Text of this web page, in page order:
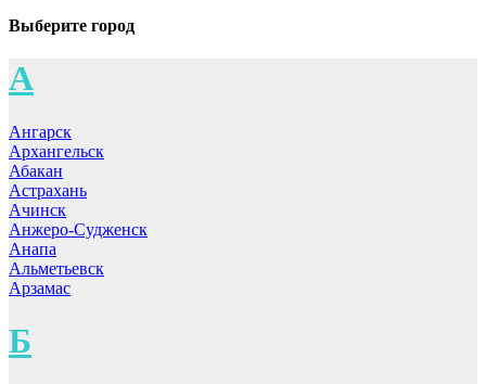
Выберите город
А
Ангарск
Архангельск
Абакан
Астрахань
Ачинск
Анжеро-Судженск
Анапа
Альметьевск
Арзамас
Б